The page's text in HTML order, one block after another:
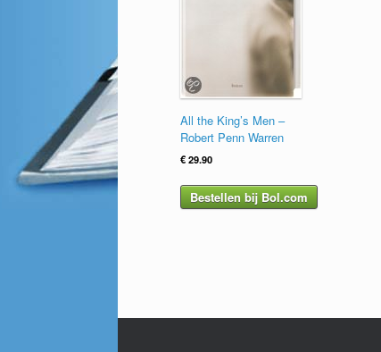
All the King’s Men –
Robert Penn Warren
€29.90
Bestellen bij Bol.com